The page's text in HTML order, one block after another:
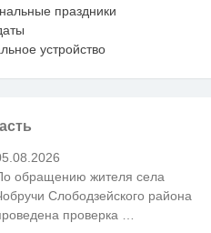
праздники
устройство
обращению жителя села
Слободзейского района
проверка …